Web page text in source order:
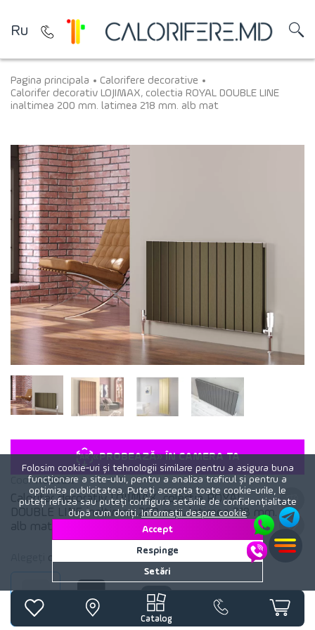
Ru
Catalog
Pagina principala
Calorifere decorative
Calorifer decorativ LOJIMAX, colectia ROYAL DOUBLE LINE
inaltimea 200 mm. latimea 218 mm. alb mat
«PROBEAZĂ» ÎN CAMERA TA
Cod:116932x
Calorifer decorativ LOJIMAX, colectia ROYAL
DOUBLE LINE inaltimea 200 mm. latimea 218 mm.
alb mat
culoare Alb mat
Alb mat Negru mat
Folosim cookie-uri și tehnologii similare pentru a asigura buna
funcționare a site-ului, pentru a analiza traficul și pentru a
optimiza publicitatea. Puteți accepta toate cookie-urile, le
puteți refuza sau puteți configura setările de confidențialitate
după cum doriți.Informații despre cookie
Accept
Respinge
Setări